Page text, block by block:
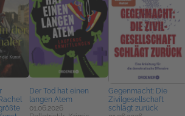
Der Tod hat einen
langen Atem
01.06.2026
Gegenmacht: Die
Zivilgesellschaft
schlägt zurück